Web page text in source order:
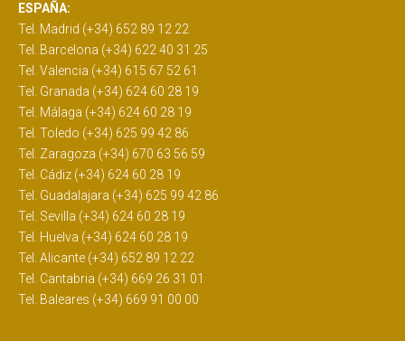
ESPAÑA:
Tel. Madrid (+34) 652 89 12 22
Tel. Barcelona (+34) 622 40 31 25
Tel. Valencia (+34) 615 67 52 61
Tel. Granada (+34) 624 60 28 19
Tel. Málaga (+34) 624 60 28 19
Tel. Toledo (+34) 625 99 42 86
Tel. Zaragoza (+34) 670 63 56 59
Tel. Cádiz (+34) 624 60 28 19
Tel. Guadalajara (+34) 625 99 42 86
Tel. Sevilla (+34) 624 60 28 19
Tel. Huelva (+34) 624 60 28 19
Tel. Alicante (+34) 652 89 12 22
Tel. Cantabria (+34) 669 26 31 01
Tel. Baleares (+34) 669 91 00 00